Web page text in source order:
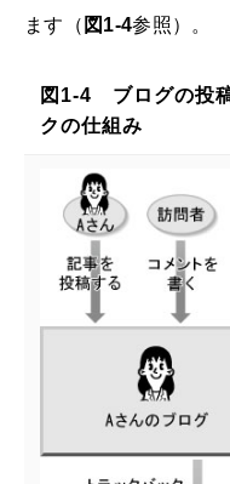
ます（ 図1-4参照）。
図1-4 ブログの投
クの仕組み